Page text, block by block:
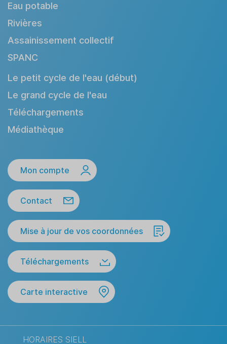
Eau potable
Rivières
Assainissement collectif
SPANC
Le petit cycle de l'eau (début)
Le grand cycle de l'eau
Téléchargements
Médiathèque
Mon compte
Contact
Mise à jour de vos coordonnées
Téléchargements
Carte interactive
HORAIRES SIELL